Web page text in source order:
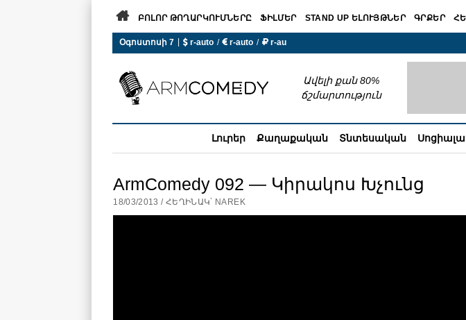
 ԲՈԼՈՐ ԹՈՂԱՐԿՈՒՄՆԵՐԸ ՖԻԼՄԵՐ STAND UP ԵԼՈՒՅԹՆԵՐ ԳՐՔԵՐ
Օգոստոսի 7 | 0°C  Եղանակն այսօր չի աշխատում
Ավելի քան 80%
ճշմարտություն
Լուրեր Քաղաքական Տնտեսական
ArmComedy 092 — Կիրակոս Խչունց
18/03/2013 / ՀԵՂԻՆԱԿ՝ NAREK